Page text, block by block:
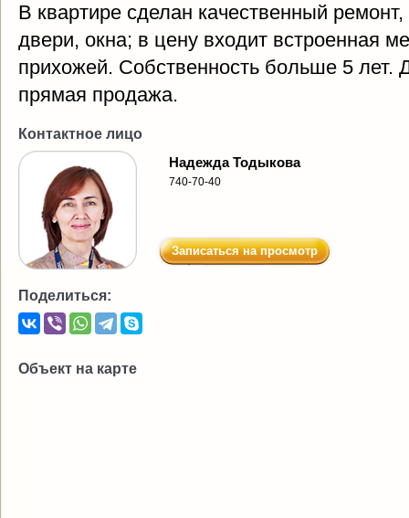
В квартире сделан качественный
двери, окна; в цену входит встроенная
прихожей. Собственность больше 5 лет.
прямая продажа.
Контактное лицо
Надежда Тодыкова
740-70-40
Записаться на просмотр
Поделиться:
Объект на карте